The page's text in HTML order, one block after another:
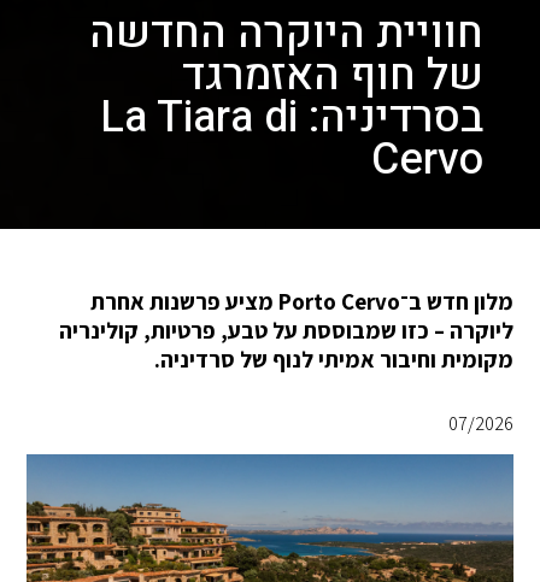
חוויית היוקרה החדשה
של חוף האזמרגד
בסרדיניה: La Tiara di
Cervo
מלון חדש ב־Porto Cervo מציע פרשנות אחרת
ליוקרה – כזו שמבוססת על טבע, פרטיות, קולינריה
מקומית וחיבור אמיתי לנוף של סרדיניה.
07/2026